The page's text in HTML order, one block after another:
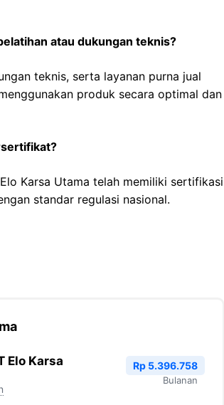
atau dukungan teknis?
teknis, serta layanan purna jual
produk secara optimal dan
Karsa Utama telah memiliki sertifikasi
standar regulasi nasional.
Elo Karsa
Rp 5.396.758
Bulanan